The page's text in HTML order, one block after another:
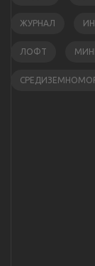
ЖУРНАЛ
ЛОФТ